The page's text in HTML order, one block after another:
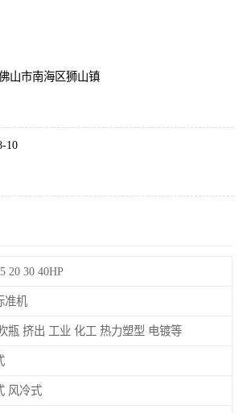
山市南海区狮山镇
10
20 30 40HP
准机
瓶 挤出 工业 化工 热力塑型 电镀等
风冷式